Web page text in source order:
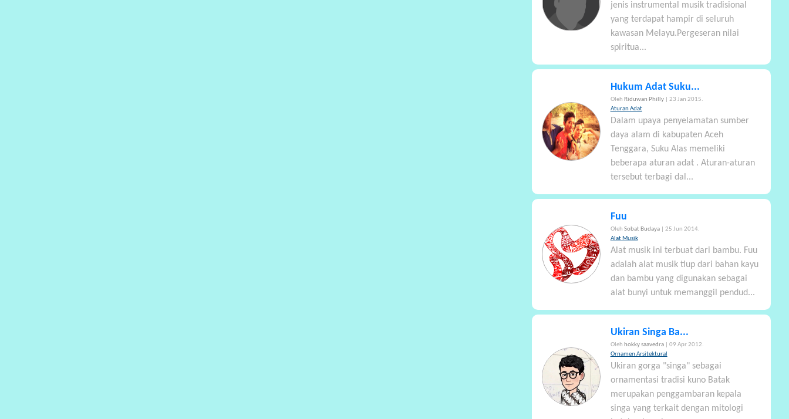
jenis instrumental musik tradisional
yang terdapat hampir di seluruh
kawasan Melayu.Pergeseran nilai
spiritua...
Hukum Adat Suku...
Oleh Riduwan Philly
| 23 Jan 2015.
Aturan Adat
Dalam upaya penyelamatan sumber
daya alam di kabupaten Aceh
Tenggara, Suku Alas memeliki
beberapa aturan adat . Aturan-aturan
tersebut terbagi dal...
Fuu
Oleh Sobat Budaya
| 25 Jun 2014.
Alat Musik
Alat musik ini terbuat dari bambu. Fuu
adalah alat musik tiup dari bahan kayu
dan bambu yang digunakan sebagai
alat bunyi untuk memanggil pendud...
Ukiran Singa Ba...
Oleh hokky saavedra
| 09 Apr 2012.
Ornamen Arsitektural
Ukiran gorga "singa" sebagai
ornamentasi tradisi kuno Batak
merupakan penggambaran kepala
singa yang terkait dengan mitologi